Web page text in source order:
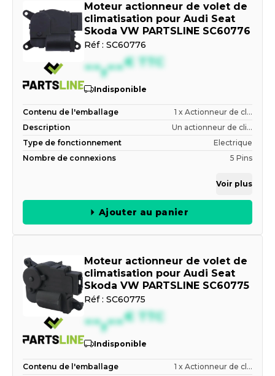
Moteur actionneur de volet de
climatisation pour Audi Seat
Skoda VW PARTSLINE SC60776
Réf : SC60776
--,--€ TTC
Indisponible
Contenu de l'emballage
1 x Actionneur de cl...
Description
Un actionneur de cli...
Type de fonctionnement
Electrique
Nombre de connexions
5 Pins
Voir plus
Ajouter au panier
Moteur actionneur de volet de
climatisation pour Audi Seat
Skoda VW PARTSLINE SC60775
Réf : SC60775
--,--€ TTC
Indisponible
Contenu de l'emballage
1 x Actionneur de cl...